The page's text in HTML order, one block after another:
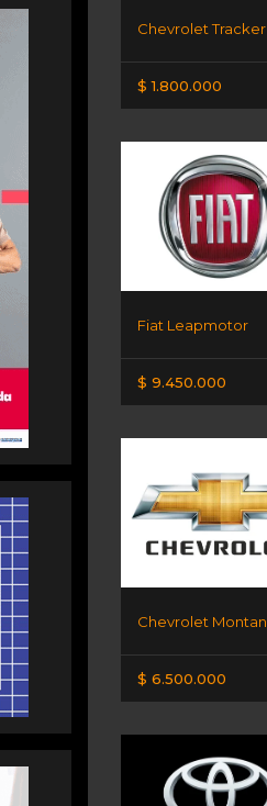
Chevrolet Tracker
$ 1.800.000
Fiat Leapmotor
$ 9.450.000
$ 6.500.000